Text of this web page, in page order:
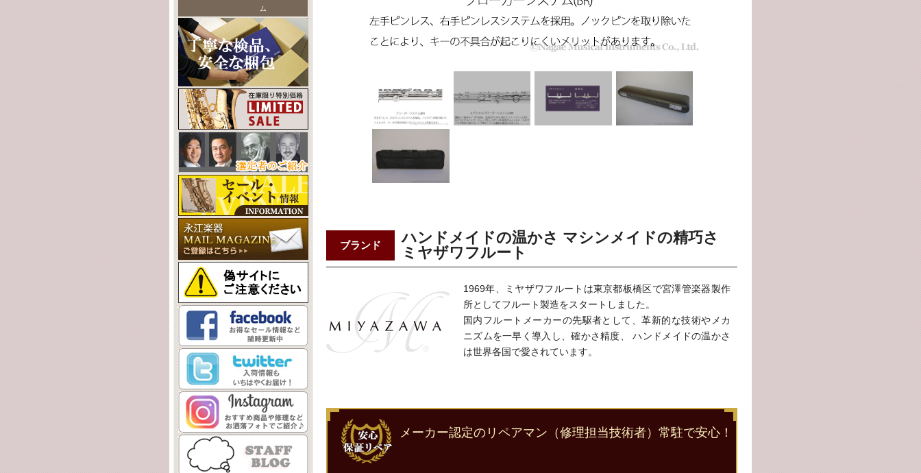
ム
ブランド
ハンドメイドの温かさ マシンメイドの精巧さ
ミヤザワフルート
1969年、ミヤザワフルートは東京都板橋区で宮澤管楽器製作
所としてフルート製造をスタートしました。
国内フルートメーカーの先駆者として、革新的な技術やメカ
ニズムを一早く導入し、確かさ精度、 ハンドメイドの温かさ
は世界各国で愛されています。
メーカー認定のリペアマン（修理担当技術者）常駐で安心！